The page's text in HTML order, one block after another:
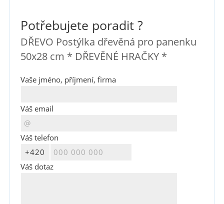
Potřebujete poradit ?
DŘEVO Postýlka dřevěná pro panenku
50x28 cm * DŘEVĚNÉ HRAČKY *
Vaše jméno, příjmení, firma
Váš email
Váš telefon
Váš dotaz